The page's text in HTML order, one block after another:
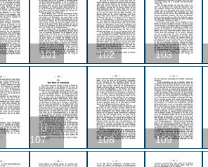
101 102 103
U
107
108 109